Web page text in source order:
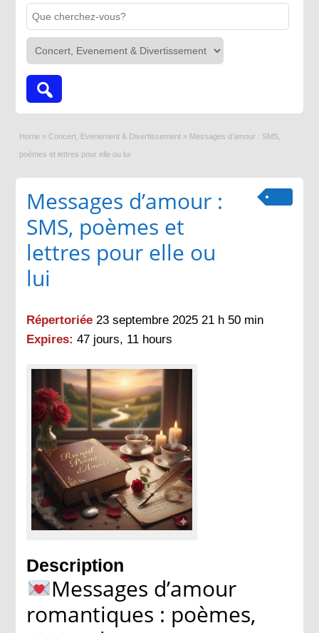
Home » Concert, Evenement & Divertissement » Messages d’amour : SMS,
poèmes et lettres pour elle ou lui
Messages d’amour :
SMS, poèmes et
lettres pour elle ou
lui
Répertoriée 23 septembre 2025 21 h 50 min
Expires: 47 jours, 11 hours
Description
Messages d’amour
romantiques : poèmes,